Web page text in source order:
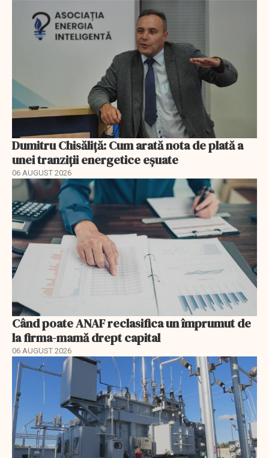
Dumitru Chisăliță: Cum arată nota de plată a
unei tranziții energetice eșuate
06 AUGUST 2026
Când poate ANAF reclasifica un împrumut de
la firma-mamă drept capital
06 AUGUST 2026